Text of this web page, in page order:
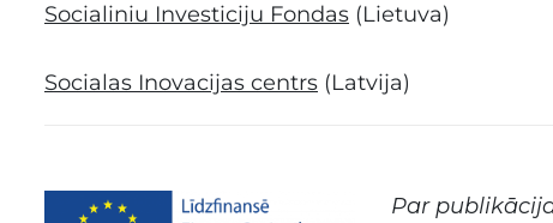
Socialiniu Investiciju Fondas (Lietuva)
Socialas Inovacijas centrs (Latvija)
Par